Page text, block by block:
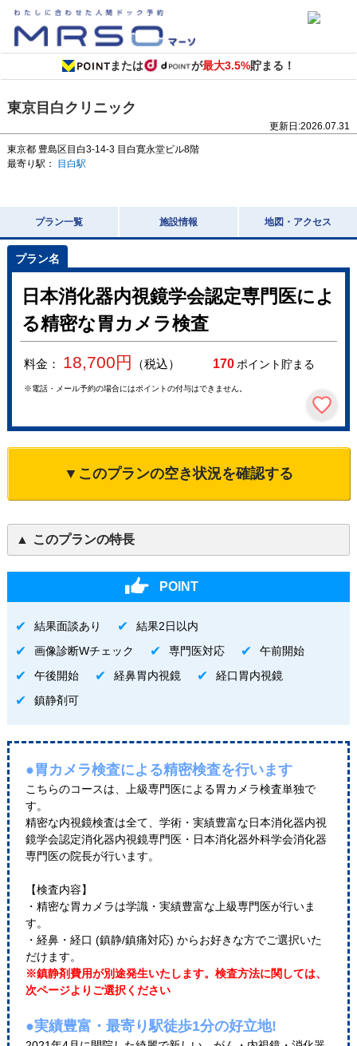
または が最大3.5%貯まる！
東京目白クリニック
更新日:2026.07.31
東京都 豊島区目白3-14-3 目白寛永堂ビル8階
最寄り駅：
目白駅
プラン一覧 施設情報 地図・アクセス
日本消化器内視鏡学会認定専門医によ
る精密な胃カメラ検査
料金： 18,700円 （税込） 170ポイント貯まる
※電話・メール予約の場合にはポイントの付与はできません。
▼このプランの空き状況を確認する
このプランの特長
POINT
結果面談あり
結果2日以内
画像診断Wチェック
専門医対応
午前開始
午後開始
経鼻胃内視鏡
経口胃内視鏡
鎮静剤可
●胃カメラ検査による精密検査を行います
こちらのコースは、上級専門医による胃カメラ検査単独で
す。
精密な内視鏡検査は全て、学術・実績豊富な日本消化器内視
鏡学会認定消化器内視鏡専門医・日本消化器外科学会消化器
専門医の院長が行います。
【検査内容】
・精密な胃カメラは学識・実績豊富な上級専門医が行いま
す。
・経鼻・経口 (鎮静/鎮痛対応) からお好きな方でご選択いた
だけます。
※鎮静剤費用が別途発生いたします。検査方法に関しては、
次ページよりご選択ください
●実績豊富・最寄り駅徒歩1分の好立地!